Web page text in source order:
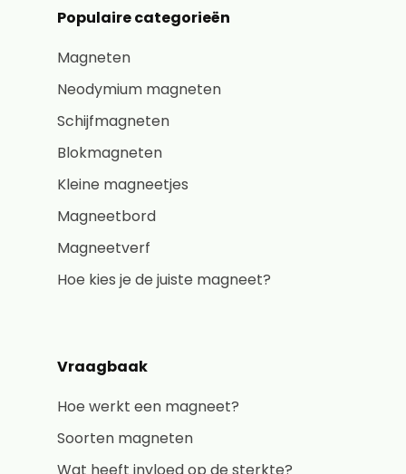
Populaire categorieën
Magneten
Neodymium magneten
Schijfmagneten
Blokmagneten
Kleine magneetjes
Magneetbord
Magneetverf
Hoe kies je de juiste magneet?
Vraagbaak
Hoe werkt een magneet?
Soorten magneten